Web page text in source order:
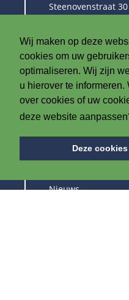
Wij maken op deze
cookies om uw
optimaliseren. Wij zijn
u hierover te informeren.
over cookies of uw
deze website
Deze
Steenovenstraat 30
T+32 (0)56 60 79 19
F +32 (0)56 61 08 85
info@iplast.be
OVER ONS
Nieuws